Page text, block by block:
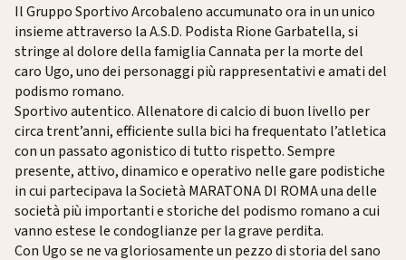
Il Gruppo Sportivo Arcobaleno accumunato ora in un unico
insieme attraverso la A.S.D. Podista Rione Garbatella, si
stringe al dolore della famiglia Cannata per la morte del
caro Ugo, uno dei personaggi più rappresentativi e amati del
podismo romano.
Sportivo autentico. Allenatore di calcio di buon livello per
circa trent’anni, efficiente sulla bici ha frequentato l’atletica
con un passato agonistico di tutto rispetto. Sempre
presente, attivo, dinamico e operativo nelle gare podistiche
in cui partecipava la Società MARATONA DI ROMA una delle
società più importanti e storiche del podismo romano a cui
vanno estese le condoglianze per la grave perdita.
Con Ugo se ne va gloriosamente un pezzo di storia del sano